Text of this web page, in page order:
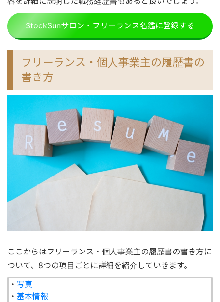
StockSunサロン・フリーランス名鑑に登録する
フリーランス・個人事業主の履歴書の
書き方
ここからはフリーランス・個人事業主の履歴書の書き方に
ついて、8つの項目ごとに詳細を紹介していきます。
・ 写真
・ 基本情報